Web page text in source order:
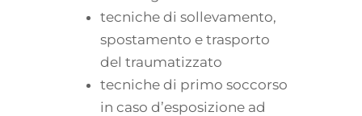
tecniche di sollevamento,
spostamento e trasporto
del traumatizzato
tecniche di primo soccorso
in caso d’esposizione ad